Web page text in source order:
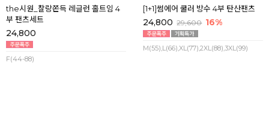
the시원_찰랑쫀득 레글런 홀트임 4
부 팬츠세트
24,800
F(44-88)
[1+1]썸에어 쿨러 방수 4부 탄산팬츠
24,800 29,600 16%
M(55),L(66),XL(77),2XL(88),3XL(99)